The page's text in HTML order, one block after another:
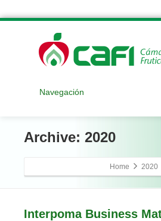
Navegación
Archive: 2020
Home 2020
Interpoma Business